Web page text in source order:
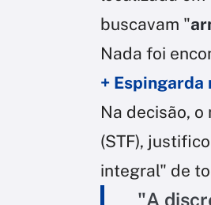
buscavam "
Nada foi
+ Espingarda
Na decisão,
(STF),
integral" de
"A